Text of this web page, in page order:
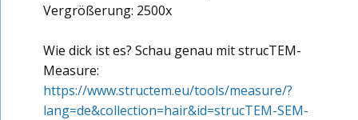
Vergrößerung: 2500x
Wie dick ist es? Schau genau mit strucTEM-
Measure:
https://www.structem.eu/tools/measure/?
lang=de&collection=hair&id=strucTEM-SEM-